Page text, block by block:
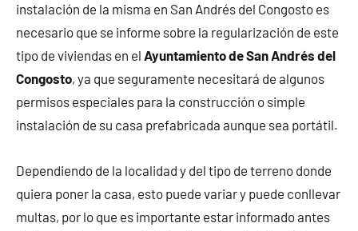
instalación de la misma en San Andrés del Congosto es
necesario que se informe sobre la regularización de este
tipo de viviendas en el Ayuntamiento de San Andrés del
Congosto, ya que seguramente necesitará de algunos
permisos especiales para la construcción o simple
instalación de su casa prefabricada aunque sea portátil.
Dependiendo de la localidad y del tipo de terreno donde
quiera poner la casa, esto puede variar y puede conllevar
multas, por lo que es importante estar informado antes